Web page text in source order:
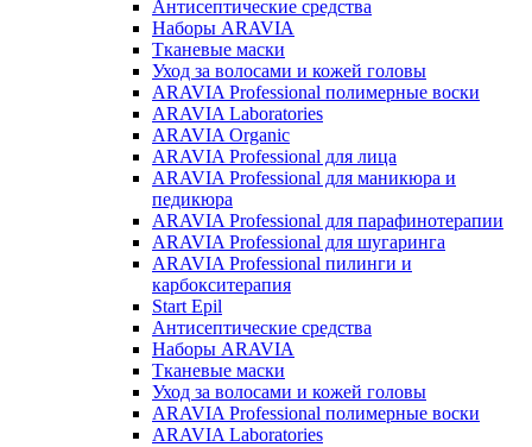
Антисептические средства
Наборы ARAVIA
Тканевые маски
Уход за волосами и кожей головы
ARAVIA Professional полимерные воски
ARAVIA Laboratories
ARAVIA Organic
ARAVIA Professional для лица
ARAVIA Professional для маникюра и
педикюра
ARAVIA Professional для парафинотерапии
ARAVIA Professional для шугаринга
ARAVIA Professional пилинги и
карбокситерапия
Start Epil
Антисептические средства
Наборы ARAVIA
Тканевые маски
Уход за волосами и кожей головы
ARAVIA Professional полимерные воски
ARAVIA Laboratories